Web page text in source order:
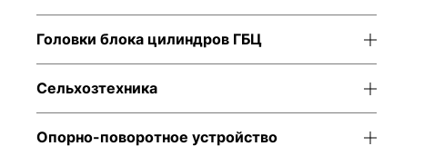
Головки блока цилиндров ГБЦ
Сельхозтехника
Опорно-поворотное устройство